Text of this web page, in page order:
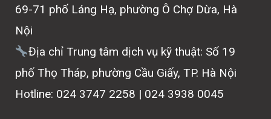
69-71 phố Láng Hạ, phường Ô Chợ Dừa, Hà
Nội
Địa chỉ Trung tâm dịch vụ kỹ thuật: Số 19
phố Thọ Tháp, phường Cầu Giấy, TP. Hà Nội
Hotline: 024 3747 2258 | 024 3938 0045